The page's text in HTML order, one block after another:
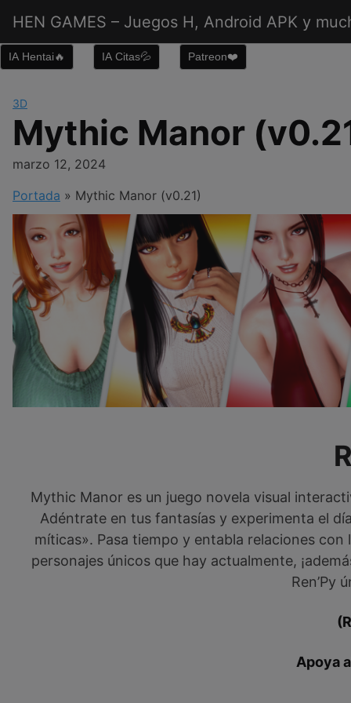
contenido
HEN GAMES – Juegos H, Android APK y
IA Hentai🔥 IA Citas💦 Patreon❤️
3D
Mythic Manor
marzo 12, 2024
Portada » Mythic Manor (v0.21)
Mythic Manor es un juego novela visual
Adéntrate en tus fantasías y experimenta el
míticas». Pasa tiempo y entabla relaciones
personajes únicos que hay actualmente,
Ren’Py
Apoya